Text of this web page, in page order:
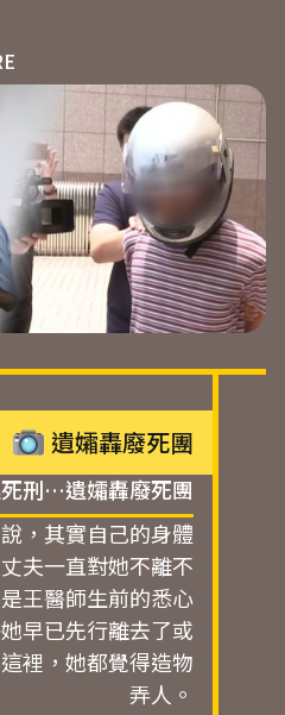
遺孀轟廢死團
刑…遺孀轟廢死團
，其實自己的身體
夫一直對她不離不
王醫師生前的悉心
早已先行離去了或
裡，她都覺得造物
弄人。